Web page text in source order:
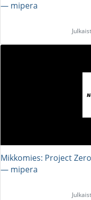
― mipera
Mikkomies: Project
― mipera